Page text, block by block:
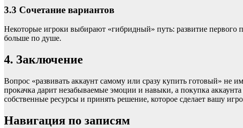
3.3 Сочетание вариантов
Некоторые игроки выбирают «гибридный» путь: развитие первого
больше по душе.
4. Заключение
Вопрос «развивать аккаунт самому или сразу купить готовый» не
прокачка дарит незабываемые эмоции и навыки, а покупка
собственные ресурсы и принять решение, которое сделает вашу
Навигация по записям